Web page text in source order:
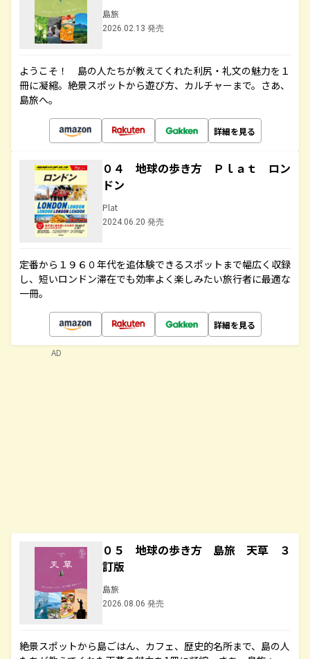
島旅
2026.02.13 発売
ようこそ！ 島の人たちが教えてくれた利尻・礼文の魅力を１
冊に凝縮。絶景スポットから遊び方、カルチャーまで。さあ、
島旅へ。
詳細を見る
０４ 地球の歩き方 Ｐｌａｔ ロン
ドン
Plat
2024.06.20 発売
定番から１９６０年代を追体験できるスポットまで幅広く収録
し、短いロンドン滞在でも効率よく楽しみたい旅行者に最適な
一冊。
詳細を見る
０５ 地球の歩き方 島旅 天草 ３
訂版
島旅
2026.08.06 発売
絶景スポットから島ごはん、カフェ、歴史的名所まで、島の人
AD